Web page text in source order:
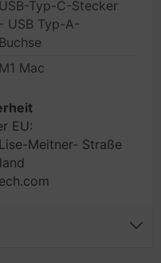
USB-Typ-C-Stecker
- USB Typ-A-
Buchse
M1 Mac
EU:
Meitner- Straße